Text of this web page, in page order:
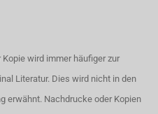
wird immer häufiger zur
Literatur. Dies wird nicht in den
erwähnt. Nachdrucke oder Kopien